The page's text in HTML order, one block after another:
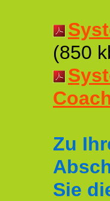
(850
Zu
Sie